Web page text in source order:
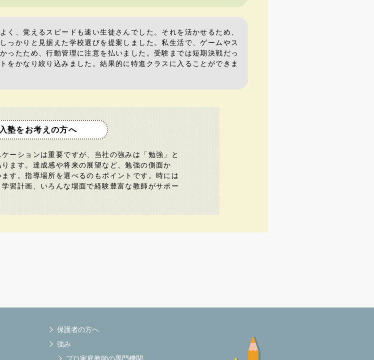
く、覚えるスピードも速い生徒さんでした。それを活かせるため、
っかりと見据えた学校選びを提案しました。私生活で、ゲームやス
ったため、行動管理に注意を払いました。受験までは短期決戦だっ
をかなり絞り込みました。結果的に特進クラスに入ることができま
入塾をお考えの方へ
ーションは重要ですが、当社の強みは「勉強」と
ます。達成感や将来の展望など、勉強の側面か
す。指導場所を選べるのもポイントです。時には
習計画、いろんな場面で経験豊富な教師がサポー
保護者の方へ
強み